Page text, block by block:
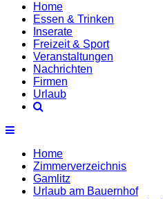
Home
Essen & Trinken
Inserate
Freizeit & Sport
Veranstaltungen
Nachrichten
Firmen
Urlaub
Home
Zimmerverzeichnis
Gamlitz
Urlaub am Bauernhof